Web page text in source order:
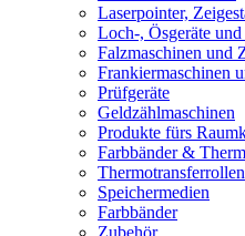
Laserpointer,
Loch-, Ösgeräte
Falzmaschinen und
Frankiermaschinen
Prüfgeräte
Geldzählmaschinen
Produkte fürs
Farbbänder &
Thermotransferrollen
Speichermedien
Farbbänder